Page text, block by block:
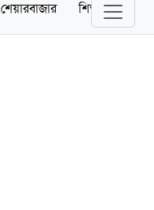
শেয়ারবাজার শিক্ষা